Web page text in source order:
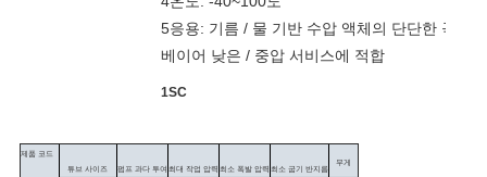
5응용: 기름 / 물 기반 수압 액체의 단단한 곡선
베이어 낮은 / 중압 서비스에 적합
1SC
제품 코드
튜브 사이즈
펌프 과다 투여 최대 작업 압력 최소 폭발 압력 최소 굽기 반지름
무게